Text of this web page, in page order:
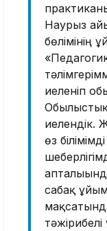
Наурыз
бөлімінің
иеле­ніп
иелендік.
өз
сабақ